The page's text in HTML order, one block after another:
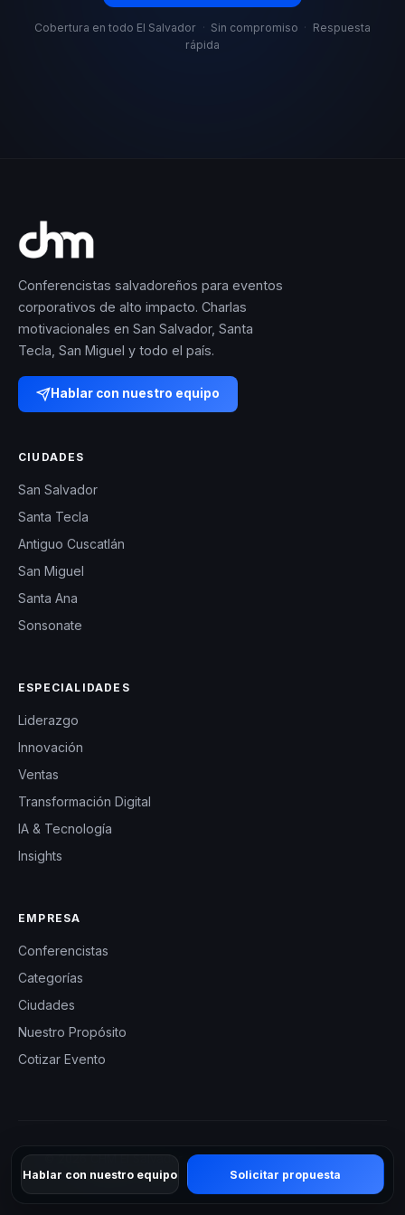
Cobertura en todo El Salvador · Sin compromiso · Respuesta
rápida
Hablar con nuestro equipo Solicitar propuesta
Conferencistas salvadoreños para eventos
corporativos de alto impacto. Charlas
motivacionales en San Salvador, Santa
Tecla, San Miguel y todo el país.
Hablar con nuestro equipo
CIUDADES
San Salvador
Santa Tecla
Antiguo Cuscatlán
San Miguel
Santa Ana
Sonsonate
ESPECIALIDADES
Liderazgo
Innovación
Ventas
Transformación Digital
IA & Tecnología
Insights
EMPRESA
Conferencistas
Categorías
Ciudades
Nuestro Propósito
Cotizar Evento
© 2026 CHM El Salvador — Charlas Motivacionales en El
Salvador. Todos los derechos reservados.